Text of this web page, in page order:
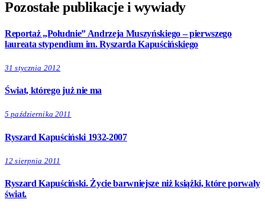
Pozostałe publikacje i wywiady
Reportaż „Południe” Andrzeja Muszyńskiego – pierwszego
laureata stypendium im. Ryszarda Kapuścińskiego
31 stycznia 2012
Świat, którego już nie ma
5 października 2011
Ryszard Kapuściński 1932-2007
12 sierpnia 2011
Ryszard Kapuściński. Życie barwniejsze niż książki, które porwały
świat.